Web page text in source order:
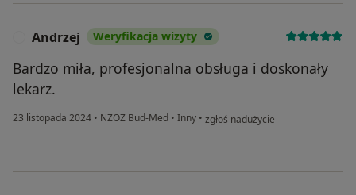
Andrzej Weryfikacja wizyty
Bardzo miła, profesjonalna obsługa i doskonały
lekarz.
23 listopada 2024 • NZOZ Bud-Med • Inny • w opinii użytkownika Andrzej
zgłoś nadużycie